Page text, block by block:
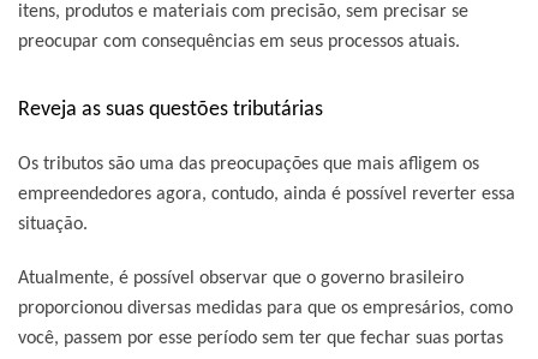
itens, produtos e materiais com precisão, sem precisar se
preocupar com consequências em seus processos atuais.
Reveja as suas questões tributárias
Os tributos são uma das preocupações que mais afligem os
empreendedores agora, contudo, ainda é possível reverter essa
situação.
Atualmente, é possível observar que o governo brasileiro
proporcionou diversas medidas para que os empresários, como
você, passem por esse período sem ter que fechar suas portas